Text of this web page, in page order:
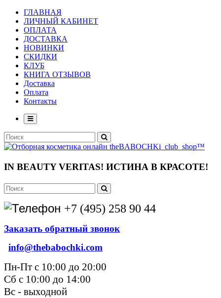
ГЛАВНАЯ
ЛИЧНЫЙ КАБИНЕТ
ОПЛАТА
ДОСТАВКА
НОВИНКИ
СКИДКИ
КЛУБ
КНИГА ОТЗЫВОВ
Доставка
Оплата
Контакты
IN BEAUTY VERITAS! ИСТИНА В КРАСОТЕ!
+7 (495) 258 90 44
Заказать обратный звонок
info@thebabochki.com
Пн-Пт с 10:00 до 20:00
Сб с 10:00 до 14:00
Вс - выходной